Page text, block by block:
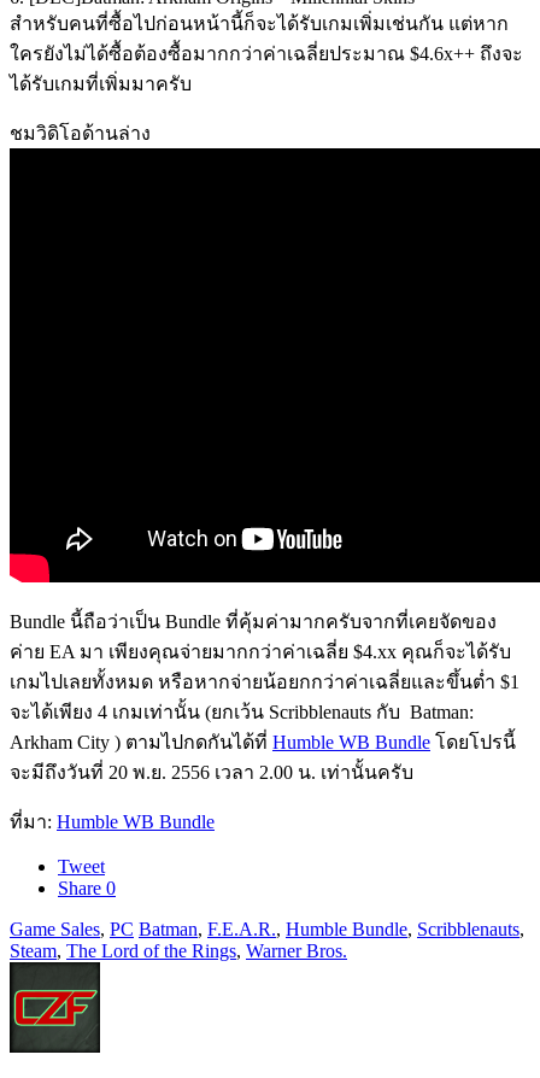
สำหรับคนที่ซื้อไปก่อนหน้านี้ก็จะได้รับเกมเพิ่มเช่นกัน แต่หาก
ใครยังไม่ได้ซื้อต้องซื้อมากกว่าค่าเฉลี่ยประมาณ $4.6x++ ถึงจะ
ได้รับเกมที่เพิ่มมาครับ
ชมวิดิโอด้านล่าง
Bundle นี้ถือว่าเป็น Bundle ที่คุ้มค่ามากครับจากที่เคยจัดของ
ค่าย EA มา เพียงคุณจ่ายมากกว่าค่าเฉลี่ย $4.xx คุณก็จะได้รับ
เกมไปเลยทั้งหมด หรือหากจ่ายน้อยกกว่าค่าเฉลี่ยและขึ้นต่ำ $1
จะได้เพียง 4 เกมเท่านั้น (ยกเว้น Scribblenauts กับ Batman:
Arkham City ) ตามไปกดกันได้ที่ Humble WB Bundle โดยโปรนี้
จะมีถึงวันที่ 20 พ.ย. 2556 เวลา 2.00 น. เท่านั้นครับ
ที่มา: Humble WB Bundle
Tweet
Share 0
Game Sales, PC Batman, F.E.A.R., Humble Bundle, Scribblenauts,
Steam, The Lord of the Rings, Warner Bros.